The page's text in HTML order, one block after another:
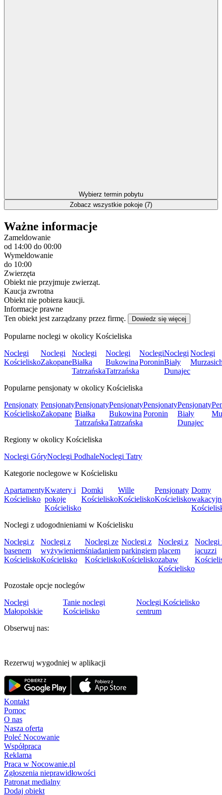
Wybierz termin pobytu
Zobacz wszystkie pokoje (7)
Ważne informacje
Zameldowanie
od 14:00 do 00:00
Wymeldowanie
do 10:00
Zwierzęta
Obiekt nie przyjmuje zwierząt.
Kaucja zwrotna
Obiekt nie pobiera kaucji.
Informacje prawne
Ten obiekt jest zarządzany przez firmę.
Dowiedz się więcej
Popularne noclegi w okolicy Kościeliska
Noclegi
Kościelisko
Noclegi
Zakopane
Noclegi
Białka
Tatrzańska
Noclegi
Bukowina
Tatrzańska
Noclegi
Poronin
Noclegi
Biały
Dunajec
Noclegi
Popularne pensjonaty w okolicy Kościeliska
Pensjonaty
Kościelisko
Pensjonaty
Zakopane
Pensjonaty
Białka
Tatrzańska
Pensjonaty
Bukowina
Tatrzańska
Pensjonaty
Poronin
Pensjonaty
Biały
Dunajec
Regiony w okolicy Kościeliska
Noclegi GóryNoclegi PodhaleNoclegi Tatry
Kategorie noclegowe w Kościelisku
Apartamenty
Kościelisko
Kwatery i
pokoje
Kościelisko
Domki
Kościelisko
Wille
Kościelisko
Pensjonaty
Kościelisko
Domy
Noclegi z udogodnieniami w Kościelisku
Noclegi z
basenem
Kościelisko
Noclegi z
wyżywieniem
Kościelisko
Noclegi ze
śniadaniem
Kościelisko
Noclegi z
parkingiem
Kościelisko
Noclegi z
placem
zabaw
Kościelisko
Noclegi
jacuzzi
Pozostałe opcje noclegów
Noclegi
Małopolskie
Tanie noclegi
Kościelisko
Noclegi Kościelisko
centrum
Obserwuj nas:
Rezerwuj wygodniej w aplikacji
Kontakt
Pomoc
O nas
Nasza oferta
Poleć Nocowanie
Współpraca
Reklama
Praca w Nocowanie.pl
Zgłoszenia nieprawidłowości
Patronat medialny
Dodaj obiekt